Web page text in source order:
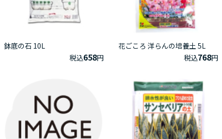
鉢底の石 10L
税込658円
花ごころ 洋らんの培養土 5L
税込768円